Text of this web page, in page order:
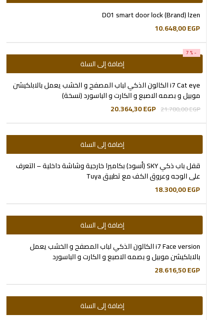
D01 smart door lock (Brand) lzen
10.648,00EGP
إضافة إلى السلة
-7%
i7 Cat eye الكالون الذكي لباب المصفح و الخشب يعمل بالابلكيشن
موبيل و بصمه الاصبع و الكارت و الباسورد (نسخة)
21.780,00EGP
20.364,30EGP
إضافة إلى السلة
قفل باب ذكي SKY (أسود) بكاميرا خارجية وشاشة داخلية – التعرف
على الوجه وعروق الكف مع تطبيق Tuya
18.300,00EGP
إضافة إلى السلة
i7 Face version الكالون الذكي لباب المصفح و الخشب يعمل
بالابلكيشن موبيل و بصمه الاصبع و الكارت و الباسورد
28.616,50EGP
إضافة إلى السلة